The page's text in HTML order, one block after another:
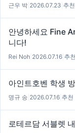
근우 박 2026.07.23 추
안녕하세요 Fine
니다!
Rei Noh 2026.07.16 추
아인트호벤 학생
명규 송 2026.07.16 추천
로테르담 서블렛